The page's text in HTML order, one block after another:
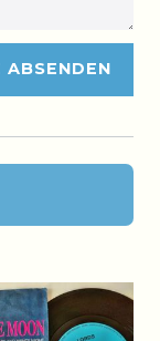
ABSENDEN